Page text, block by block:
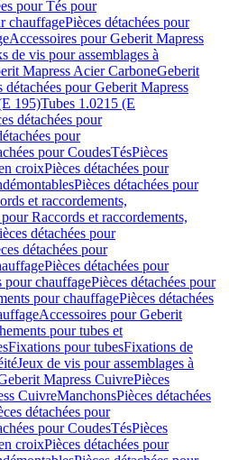
pour Tés pour
chauffagePièces détachées pour
Accessoires pour Geberit Mapress
de vis pour assemblages à
Mapress Acier CarboneGeberit
détachées pour Geberit Mapress
195)Tubes 1.0215 (E
détachées pour
pour
pour CoudesTésPièces
croixPièces détachées pour
Pièces détachées pour
et raccordements,
Raccords et raccordements,
détachées pour
détachées pour
Pièces détachées pour
pour chauffagePièces détachées pour
pour chauffagePièces détachées
Accessoires pour Geberit
pour tubes et
Fixations pour tubesFixations de
Jeux de vis pour assemblages à
Mapress CuivrePièces
CuivreManchonsPièces détachées
détachées pour
pour CoudesTésPièces
croixPièces détachées pour